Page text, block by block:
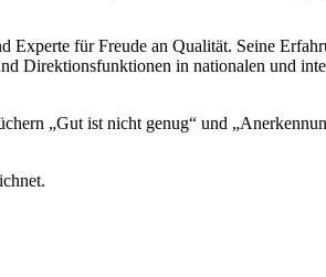
für Freude an Qualität. Seine
Direktionsfunktionen in nationalen und
„Gut ist nicht genug“ und